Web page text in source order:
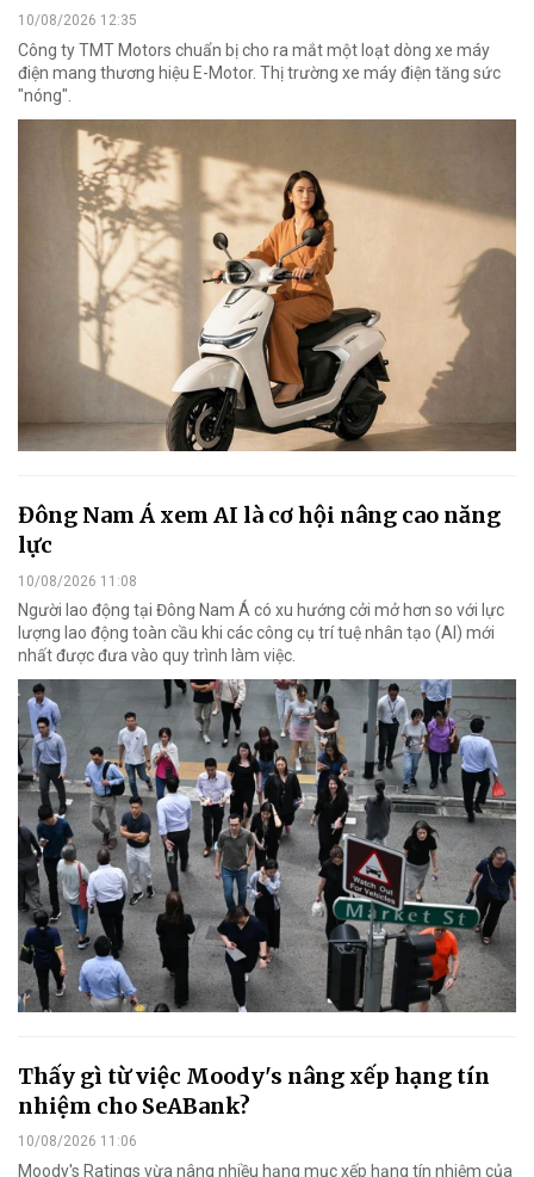
10/08/2026 12:35
Công ty TMT Motors chuẩn bị cho ra mắt một loạt dòng xe máy
điện mang thương hiệu E-Motor. Thị trường xe máy điện tăng sức
"nóng".
Đông Nam Á xem AI là cơ hội nâng cao năng
lực
10/08/2026 11:08
Người lao động tại Đông Nam Á có xu hướng cởi mở hơn so với lực
lượng lao động toàn cầu khi các công cụ trí tuệ nhân tạo (AI) mới
nhất được đưa vào quy trình làm việc.
Thấy gì từ việc Moody's nâng xếp hạng tín
nhiệm cho SeABank?
10/08/2026 11:06
Moody's Ratings vừa nâng nhiều hạng mục xếp hạng tín nhiệm của